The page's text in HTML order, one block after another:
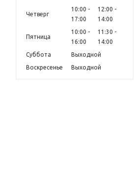
Четверг
10:00
17:00
12:00
14:00
Пятница
10:00
16:00
11:30
14:00
Суббота
Выходной
Воскресенье
Выходной